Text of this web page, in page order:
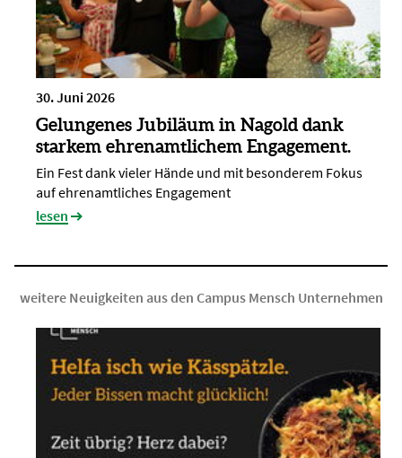
30. Juni 2026
Gelungenes Jubiläum in Nagold dank
starkem ehrenamtlichem Engagement.
Ein Fest dank vieler Hände und mit besonderem Fokus
auf ehrenamtliches Engagement
lesen
weitere Neuigkeiten aus den Campus Mensch Unternehmen